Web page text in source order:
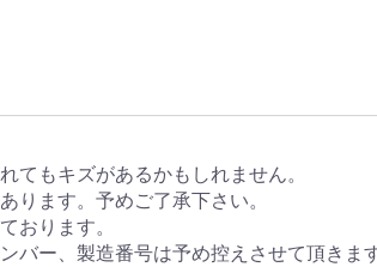
てもキズがあるかもしれません。
ります。予めご了承下さい。
おります。
バー、製造番号は予め控えさせて頂きま